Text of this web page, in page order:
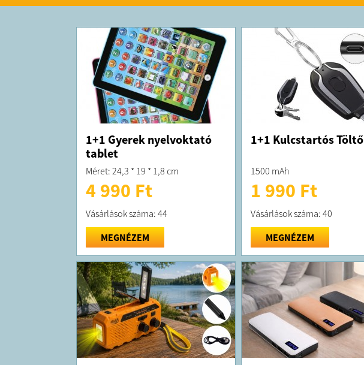
1+1 Gyerek nyelvoktató
tablet
Méret: 24,3 * 19 * 1,8 cm
4 990 Ft
Vásárlások száma: 44
MEGNÉZEM
1+1 Kulcstartós Töltő
1500 mAh
1 990 Ft
Vásárlások száma: 40
MEGNÉZEM